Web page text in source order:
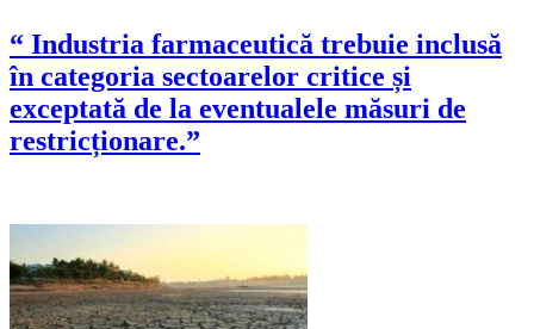
“ Industria farmaceutică trebuie inclusă
în categoria sectoarelor critice și
exceptată de la eventualele măsuri de
restricționare.”